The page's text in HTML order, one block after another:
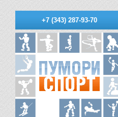
+7 (343) 287-93-70